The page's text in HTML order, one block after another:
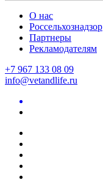
О нас
Россельхознадзор
Партнеры
Рекламодателям
+7 967 133 08 09
info@vetandlife.ru